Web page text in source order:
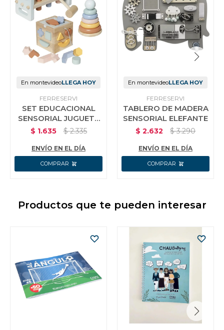
En montevideoLLEGA HOY
FERRESERVI
SET EDUCACIONAL
SENSORIAL JUGUETE
CUBO + TORRE +
$ 1.635 $ 2.335
ENVÍO EN EL DÍA
En montevideoLLEGA HOY
FERRESERVI
TABLERO DE MADERA
SENSORIAL ELEFANTE
$ 2.632 $ 3.290
ENVÍO EN EL DÍA
Productos que te pueden interesar